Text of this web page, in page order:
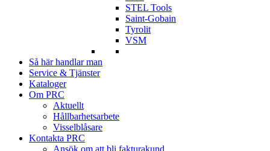
STEL Tools
Saint-Gobain
Tyrolit
VSM
Så här handlar man
Service & Tjänster
Kataloger
Om PRC
Aktuellt
Hållbarhetsarbete
Visselblåsare
Kontakta PRC
Ansök om att bli fakturakund